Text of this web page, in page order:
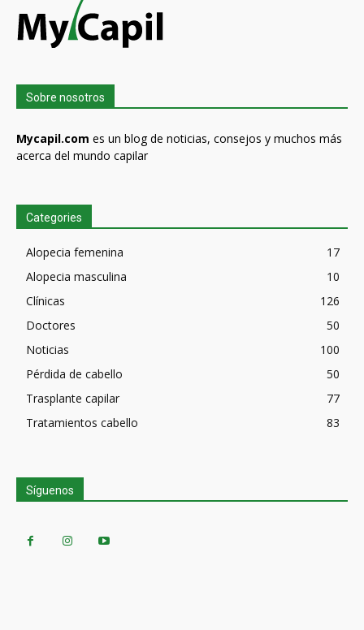
Sobre nosotros
Mycapil.com es un blog de noticias, consejos y muchos más
acerca del mundo capilar
Categories
Alopecia femenina
17
Alopecia masculina
10
Clínicas
126
Doctores
50
Noticias
100
Pérdida de cabello
50
Trasplante capilar
77
Tratamientos cabello
83
Síguenos